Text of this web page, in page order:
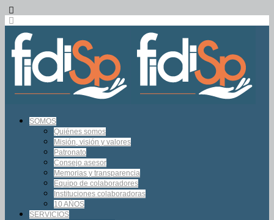
SOMOS
Quiénes somos
Misión, visión y valores
Patronato
Consejo asesor
Memorias y transparencia
Equipo de colaboradores
Instituciones colaboradoras
10 AÑOS
SERVICIOS